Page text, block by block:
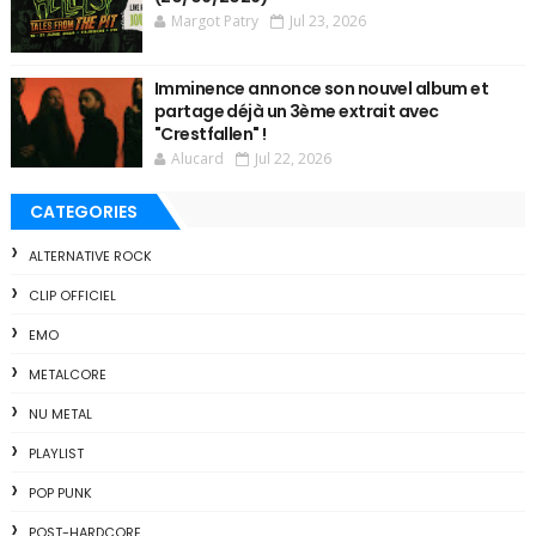
Margot Patry Jul 23, 2026
Imminence annonce son nouvel album et
partage déjà un 3ème extrait avec
"Crestfallen" !
Alucard Jul 22, 2026
CATEGORIES
ALTERNATIVE ROCK
CLIP OFFICIEL
EMO
METALCORE
NU METAL
PLAYLIST
POP PUNK